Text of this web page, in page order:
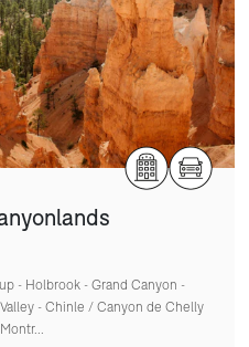
- Holbrook - Grand Canyon -
- Chinle / Canyon de Chelly